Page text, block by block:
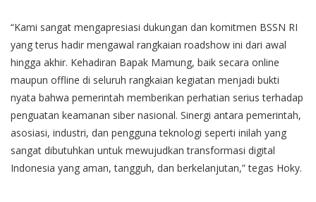
“Kami sangat mengapresiasi dukungan dan komitmen BSSN RI
yang terus hadir mengawal rangkaian roadshow ini dari awal
hingga akhir. Kehadiran Bapak Mamung, baik secara online
maupun offline di seluruh rangkaian kegiatan menjadi bukti
nyata bahwa pemerintah memberikan perhatian serius terhadap
penguatan keamanan siber nasional. Sinergi antara pemerintah,
asosiasi, industri, dan pengguna teknologi seperti inilah yang
sangat dibutuhkan untuk mewujudkan transformasi digital
Indonesia yang aman, tangguh, dan berkelanjutan,” tegas Hoky.